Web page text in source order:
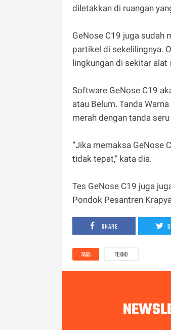
diletakkan di ruangan
GeNose C19 juga sudah
partikel di sekelilingnya.
lingkungan di sekitar alat
Software GeNose C19
atau Belum. Tanda
merah dengan tanda
“Jika memaksa GeNose
tidak tepat," kata dia.
Tes GeNose C19 juga
Pondok Pesantren
SHARE
TAGS TEKNO